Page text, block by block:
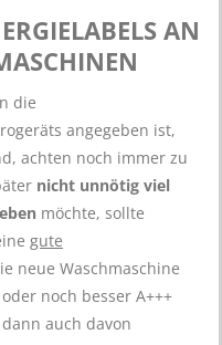
AN
die
angegeben ist,
achten noch immer zu
nicht unnötig viel
möchte, sollte
gute
neue Waschmaschine
noch besser A+++
auch davon